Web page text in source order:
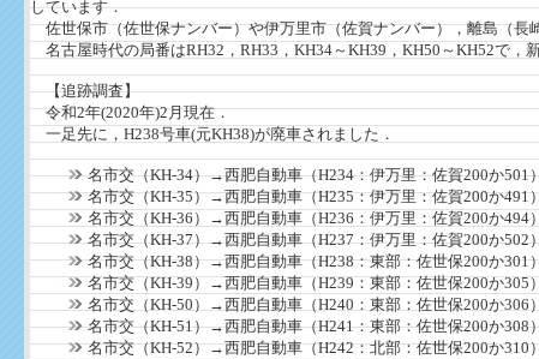
しています．
佐世保市（佐世保ナンバー）や伊万里市（佐賀ナンバー），離島（長
名古屋時代の局番はRH32，RH33，KH34～KH39，KH50～KH52で，
【追跡調査】
令和2年(2020年)2月現在．
一足先に，H238号車(元KH38)が廃車されました．
名市交（KH-34）→西肥自動車（H234：伊万里：佐賀200か501
名市交（KH-35）→西肥自動車（H235：伊万里：佐賀200か491
名市交（KH-36）→西肥自動車（H236：伊万里：佐賀200か494）
名市交（KH-37）→西肥自動車（H237：伊万里：佐賀200か502
名市交（KH-38）→西肥自動車（H238：東部：佐世保200か301
名市交（KH-39）→西肥自動車（H239：東部：佐世保200か
名市交（KH-50）→西肥自動車（H240：東部：佐世保200か306
名市交（KH-51）→西肥自動車（H241：東部：佐世保200か
名市交（KH-52）→西肥自動車（H242：北部：佐世保200か